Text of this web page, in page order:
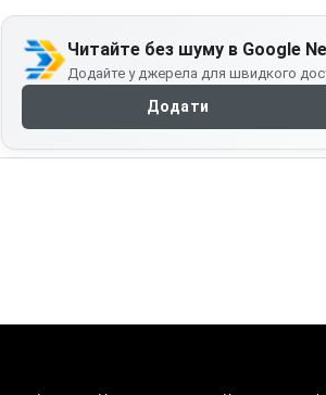
Читайте без шуму в Google
Додайте у джерела для швидкого
Додати